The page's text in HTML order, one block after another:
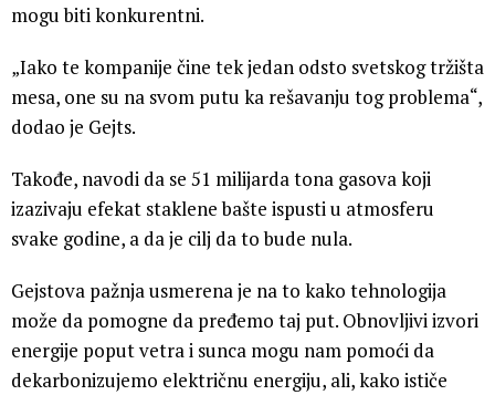
mogu biti konkurentni.
„Iako te kompanije čine tek jedan odsto svetskog tržišta
mesa, one su na svom putu ka rešavanju tog problema“,
dodao je Gejts.
Takođe, navodi da se 51 milijarda tona gasova koji
izazivaju efekat staklene bašte ispusti u atmosferu
svake godine, a da je cilj da to bude nula.
Gejstova pažnja usmerena je na to kako tehnologija
može da pomogne da pređemo taj put. Obnovljivi izvori
energije poput vetra i sunca mogu nam pomoći da
dekarbonizujemo električnu energiju, ali, kako ističe